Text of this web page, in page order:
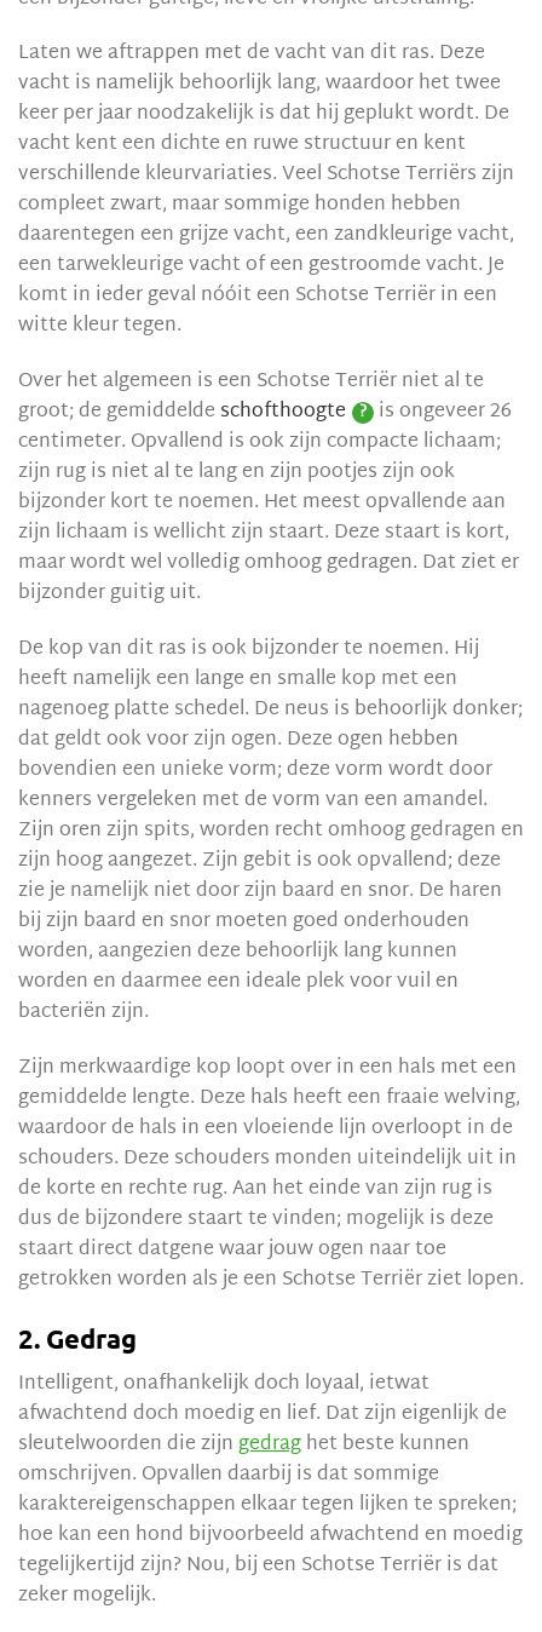
Laten we aftrappen met de vacht van dit ras. Deze
vacht is namelijk behoorlijk lang, waardoor het twee
keer per jaar noodzakelijk is dat hij geplukt wordt. De
vacht kent een dichte en ruwe structuur en kent
verschillende kleurvariaties. Veel Schotse Terriërs zijn
compleet zwart, maar sommige honden hebben
daarentegen een grijze vacht, een zandkleurige vacht,
een tarwekleurige vacht of een gestroomde vacht. Je
komt in ieder geval nóóit een Schotse Terriër in een
witte kleur tegen.
Over het algemeen is een Schotse Terriër niet al te
groot; de gemiddelde schofthoogte ? is ongeveer 26
centimeter. Opvallend is ook zijn compacte lichaam;
zijn rug is niet al te lang en zijn pootjes zijn ook
bijzonder kort te noemen. Het meest opvallende aan
zijn lichaam is wellicht zijn staart. Deze staart is kort,
maar wordt wel volledig omhoog gedragen. Dat ziet er
bijzonder guitig uit.
De kop van dit ras is ook bijzonder te noemen. Hij
heeft namelijk een lange en smalle kop met een
nagenoeg platte schedel. De neus is behoorlijk donker;
dat geldt ook voor zijn ogen. Deze ogen hebben
bovendien een unieke vorm; deze vorm wordt door
kenners vergeleken met de vorm van een amandel.
Zijn oren zijn spits, worden recht omhoog gedragen en
zijn hoog aangezet. Zijn gebit is ook opvallend; deze
zie je namelijk niet door zijn baard en snor. De haren
bij zijn baard en snor moeten goed onderhouden
worden, aangezien deze behoorlijk lang kunnen
worden en daarmee een ideale plek voor vuil en
bacteriën zijn.
Zijn merkwaardige kop loopt over in een hals met een
gemiddelde lengte. Deze hals heeft een fraaie welving,
waardoor de hals in een vloeiende lijn overloopt in de
schouders. Deze schouders monden uiteindelijk uit in
de korte en rechte rug. Aan het einde van zijn rug is
dus de bijzondere staart te vinden; mogelijk is deze
staart direct datgene waar jouw ogen naar toe
getrokken worden als je een Schotse Terriër ziet lopen.
2. Gedrag
Intelligent, onafhankelijk doch loyaal, ietwat
afwachtend doch moedig en lief. Dat zijn eigenlijk de
sleutelwoorden die zijngedraghet beste kunnen
omschrijven. Opvallen daarbij is dat sommige
karaktereigenschappen elkaar tegen lijken te spreken;
hoe kan een hond bijvoorbeeld afwachtend en moedig
tegelijkertijd zijn? Nou, bij een Schotse Terriër is dat
zeker mogelijk.